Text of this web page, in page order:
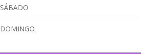
SÁBADO
DOMINGO